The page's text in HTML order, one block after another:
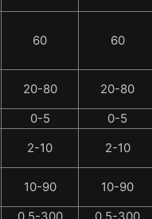
60 60
20-80
20-80
0-5
0-5
2-10 2-10
10-90
10-90